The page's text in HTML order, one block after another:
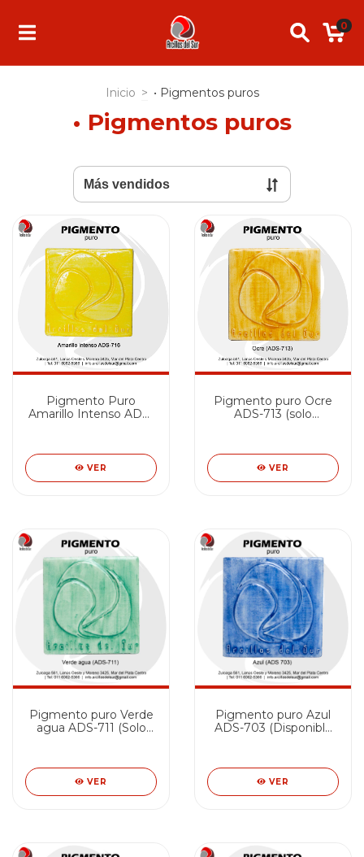
0
Inicio > • Pigmentos puros
• Pigmentos puros
Pigmento Puro
Amarillo Intenso ADS-
VER
Pigmento puro Ocre
ADS-713 (solo
VER
Pigmento puro Verde
agua ADS-711 (Solo
VER
Pigmento puro Azul
ADS-703 (Disponible
VER